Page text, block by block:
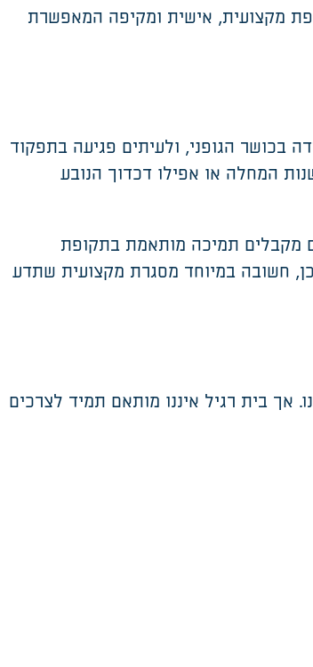
מקצועית, אישית ומקיפה המאפשרת
בכושר הגופני, ולעיתים פגיעה בתפקוד
המחלה או אפילו דכדוך הנובע
מקבלים תמיכה מותאמת בתקופת
חשובה במיוחד מסגרת מקצועית שתדע
אך בית רגיל איננו מותאם תמיד לצרכים